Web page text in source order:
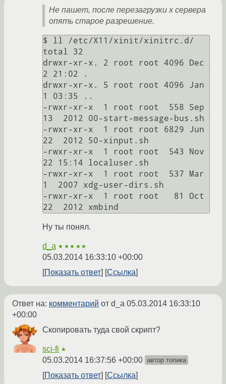
Не пашет, после перезагрузки x сервера
опять старое разрешение.
$ ll /etc/X11/xinit/xinitrc.d/
total 32
drwxr-xr-x. 2 root root 4096 Dec
2 21:02 .
drwxr-xr-x. 5 root root 4096 Jan
1 03:35 ..
-rwxr-xr-x  1 root root  558 Sep
13  2012 00-start-message-bus.sh
-rwxr-xr-x  1 root root 6829 Jun
22  2012 50-xinput.sh
-rwxr-xr-x  1 root root  543 Nov
22 15:14 localuser.sh
-rwxr-xr-x  1 root root  537 Mar
1  2007 xdg-user-dirs.sh
-rwxr-xr-x  1 root root   81 Oct
Ну ты понял.
d_a ★★★★★
05.03.2014 16:33:10 +00:00
Показать ответ
Ссылка
Ответ на: комментарий от d_a 05.03.2014 16:33:10
+00:00
Скопировать туда свой скрипт?
sci-fi ★
05.03.2014 16:37:56 +00:00 автор топика
Показать ответ Ссылка